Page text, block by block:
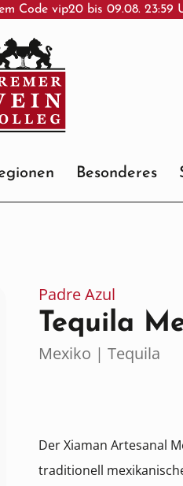
Code vip20 bis 09.08. 23:59
Besonderes
Padre Azul
Tequila
Mexiko | Tequila
Der Xiaman Artesanal
traditionell